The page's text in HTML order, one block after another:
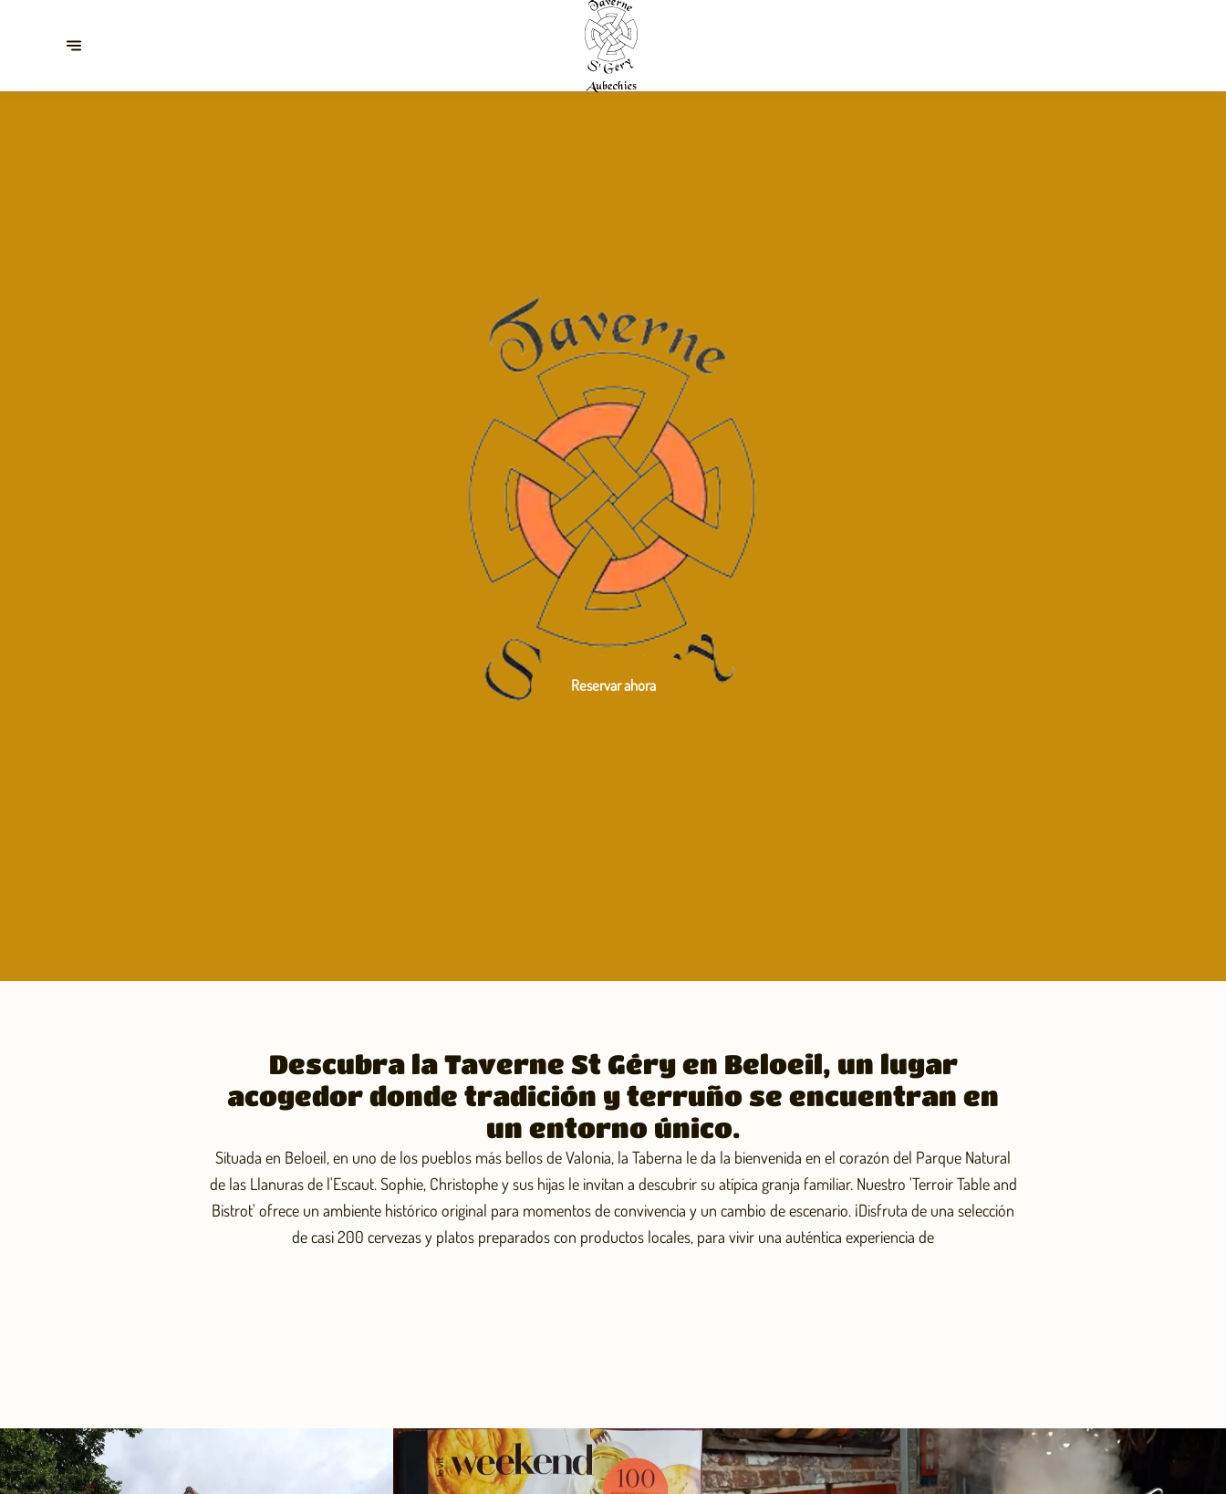
Reservar ahora
Descubra la Taverne St Géry en Beloeil, un lugar
acogedor donde tradición y terruño se encuentran en
un entorno único.
Situada en Beloeil, en uno de los pueblos más bellos de Valonia, la Taberna le da la bienvenida en el corazón del Parque Natural
de las Llanuras de l'Escaut. Sophie, Christophe y sus hijas le invitan a descubrir su atípica granja familiar. Nuestro 'Terroir Table and
Bistrot' ofrece un ambiente histórico original para momentos de convivencia y un cambio de escenario. ¡Disfruta de una selección
de casi 200 cervezas y platos preparados con productos locales, para vivir una auténtica experiencia de